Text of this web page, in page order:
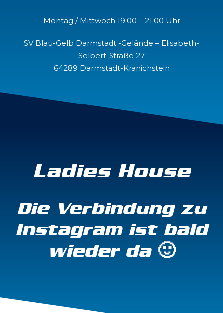
Montag / Mittwoch 19:00 – 21:00 Uhr
SV Blau-Gelb Darmstadt -Gelände – Elisabeth-
Selbert-Straße 27
64289 Darmstadt-Kranichstein
Ladies House
Die Verbindung zu
Instagram ist bald
wieder da 🙂